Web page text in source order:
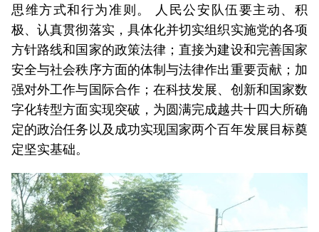
思维方式和行为准则。 人民公安队伍要主动、积
极、认真贯彻落实，具体化并切实组织实施党的各项
方针路线和国家的政策法律；直接为建设和完善国家
安全与社会秩序方面的体制与法律作出重要贡献；加
强对外工作与国际合作；在科技发展、创新和国家数
字化转型方面实现突破，为圆满完成越共十四大所确
定的政治任务以及成功实现国家两个百年发展目标奠
定坚实基础。